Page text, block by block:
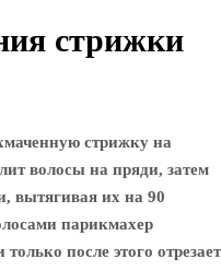
стрижки
стрижку на
волосы на пряди, затем
вытягивая их на 90
парикмахер
после этого отрезает